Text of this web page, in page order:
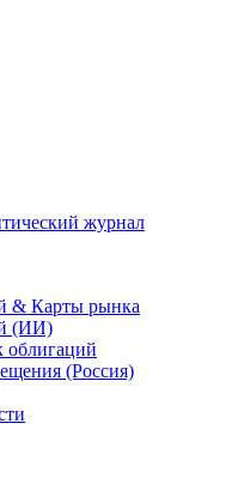
журнал
& Карты рынка
(ИИ)
(Россия)